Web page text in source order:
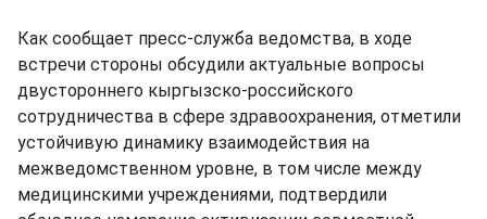
Как сообщает пресс-служба ведомства, в ходе
встречи стороны обсудили актуальные вопросы
двустороннего кыргызско-российского
сотрудничества в сфере здравоохранения, отметили
устойчивую динамику взаимодействия на
межведомственном уровне, в том числе между
медицинскими учреждениями, подтвердили